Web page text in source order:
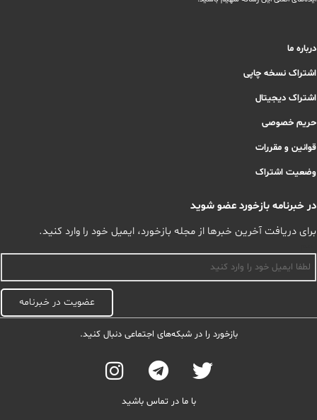
درباره ما
اشتراک نسخه چاپی
اشتراک دیجیتال
حریم خصوصی
قوانین و مقررات
وضعیت اشتراک
در خبرنامه بازخورد عضو شوید
برای دریافت آخرین خبرها از مجله بازخورد، ایمیل خود را وارد کنید.
عضویت در خبرنامه
بازخورد را در شبکه‌های اجتماعی دنبال کنید.
با ما در تماس باشید